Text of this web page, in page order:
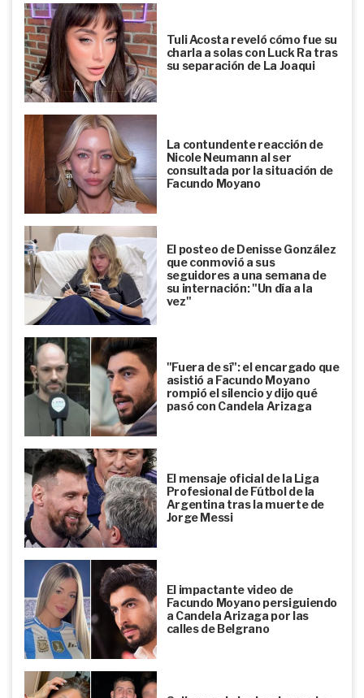
Tuli Acosta reveló cómo fue su
charla a solas con Luck Ra tras
su separación de La Joaqui
La contundente reacción de
Nicole Neumann al ser
consultada por la situación de
Facundo Moyano
El posteo de Denisse González
que conmovió a sus
seguidores a una semana de
su internación: "Un día a la
vez"
"Fuera de sí": el encargado que
asistió a Facundo Moyano
rompió el silencio y dijo qué
pasó con Candela Arizaga
El mensaje oficial de la Liga
Profesional de Fútbol de la
Argentina tras la muerte de
Jorge Messi
El impactante video de
Facundo Moyano persiguiendo
a Candela Arizaga por las
calles de Belgrano